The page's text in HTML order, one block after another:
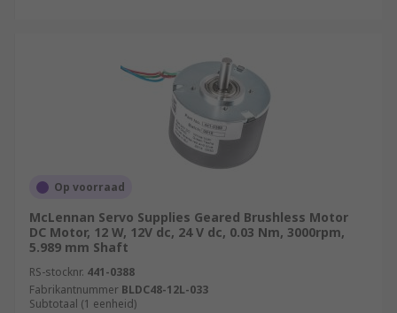
Op voorraad
McLennan Servo Supplies Geared Brushless Motor
DC Motor, 12 W, 12V dc, 24 V dc, 0.03 Nm, 3000rpm,
5.989 mm Shaft
RS-stocknr. 441-0388
Fabrikantnummer BLDC48-12L-033
Subtotaal (1 eenheid)